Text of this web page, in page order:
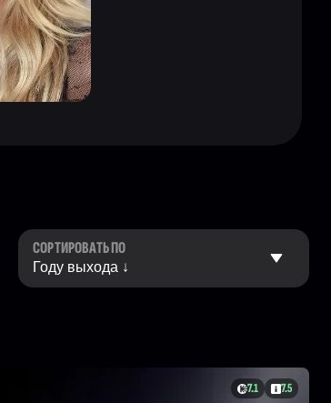
СОРТИРОВАТЬ ПО
7.1 7.5